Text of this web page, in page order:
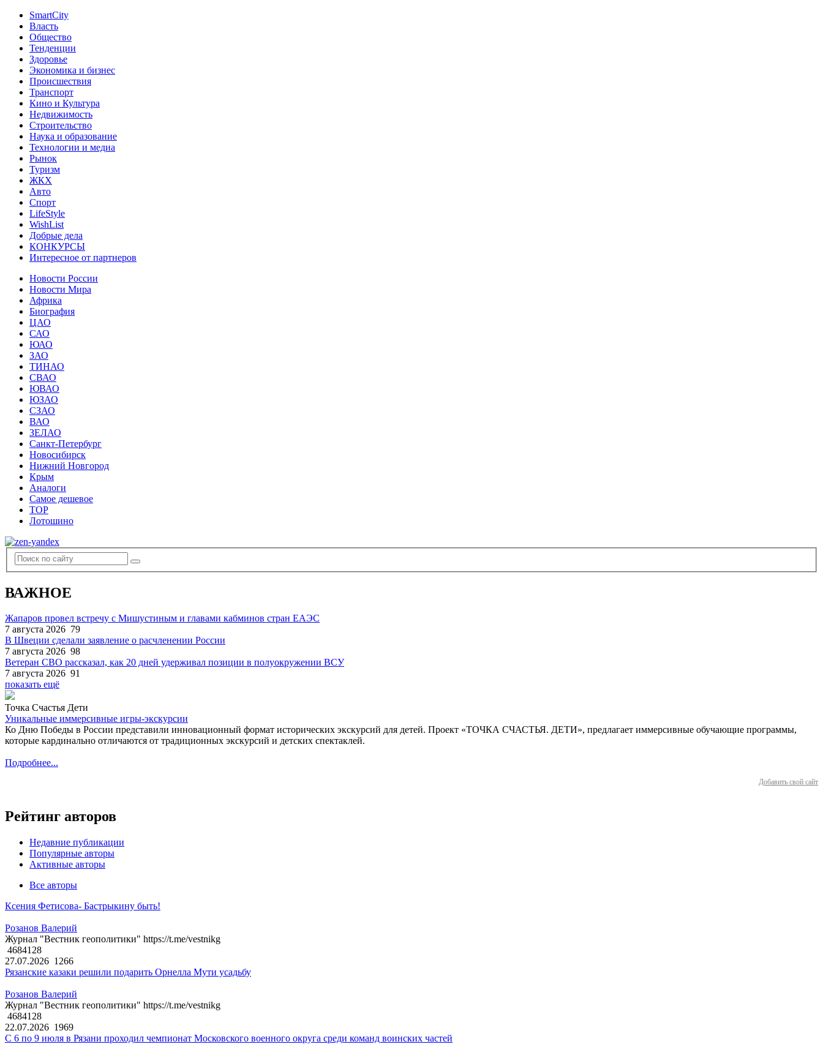
SmartCity
Власть
Общество
Тенденции
Здоровье
Экономика и бизнес
Происшествия
Транспорт
Кино и Культура
Недвижимость
Строительство
Наука и образование
Технологии и медиа
Рынок
Туризм
ЖКХ
Авто
Спорт
LifeStyle
WishList
Добрые дела
КОНКУРСЫ
Интересное от партнеров
Новости России
Новости Мира
Африка
Биография
ЦАО
САО
ЮАО
ЗАО
ТИНАО
СВАО
ЮВАО
ЮЗАО
СЗАО
ВАО
ЗЕЛАО
Санкт-Петербург
Новосибирск
Нижний Новгород
Крым
Аналоги
Самое дешевое
TOP
Лотошино
ВАЖНОЕ
Жапаров провел встречу с Мишустиным и главами кабминов стран ЕАЭС
7 августа 2026 79
В Швеции сделали заявление о расчленении России
7 августа 2026 98
Ветеран СВО рассказал, как 20 дней удерживал позиции в полуокружении ВСУ
7 августа 2026 91
показать ещё
Точка Счастья Дети
Уникальные иммерсивные игры-экскурсии
Ко Дню Победы в России представили инновационный формат исторических экскурсий для детей. Проект «ТОЧКА СЧАСТЬЯ. ДЕТИ», предлагает иммерсивные обучающие программы,
которые кардинально отличаются от традиционных экскурсий и детских спектаклей.
Подробнее...
Добавить свой сайт
Рейтинг авторов
Недавние публикации
Популярные авторы
Активные авторы
Все авторы
Ксения Фетисова- Бастрыкину быть!
Розанов Валерий
Журнал "Вестник геополитики" https://t.me/vestnikg
4684128
27.07.2026 1266
Рязанские казаки решили подарить Орнелла Мути усадьбу
Розанов Валерий
Журнал "Вестник геополитики" https://t.me/vestnikg
4684128
22.07.2026 1969
С 6 по 9 июля в Рязани проходил чемпионат Московского военного округа среди команд воинских частей